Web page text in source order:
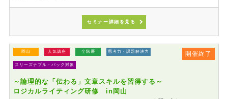
セミナー詳細を見る
開催終了
岡山 人気講座 全階層 思考力・課題解決力
スリーズナブル・パック対象
～論理的な「伝わる」文章スキルを習得する～
ロジカルライティング研修 in岡山